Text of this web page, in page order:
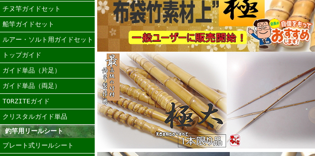
チヌ竿ガイドセット
船竿ガイドセット
ルアー・ソルト用ガイドセット
トップガイド
ガイド単品（片足）
ガイド単品（両足）
TORZITEガイド
クリスタルガイド単品
釣竿用リールシート
プレート式リールシート